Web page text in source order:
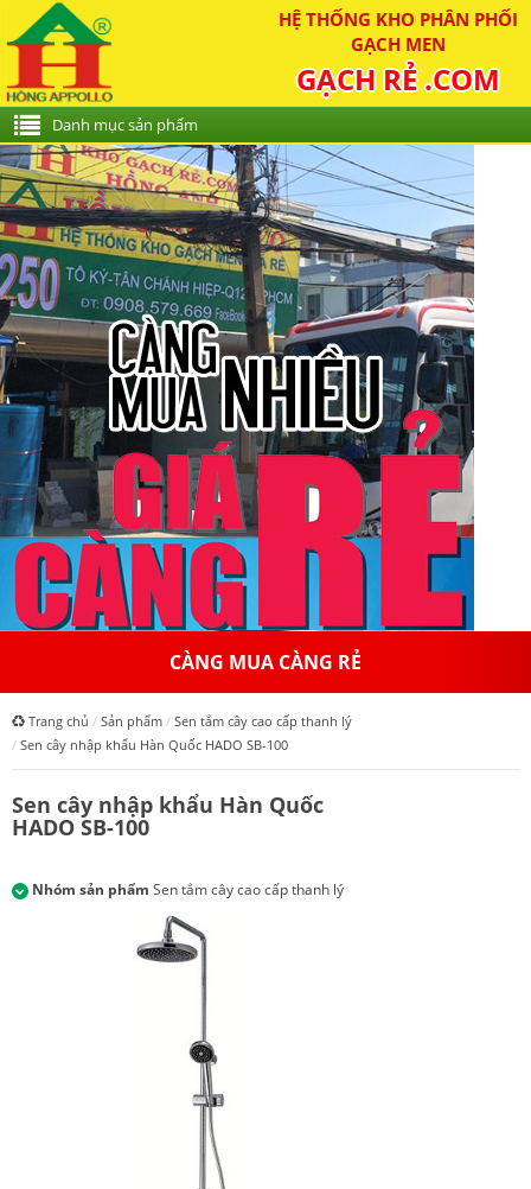
HỆ THỐNG KHO PHÂN PHỐI
GẠCH MEN
GẠCH RẺ .COM
Danh mục sản phẩm
CÀNG MUA CÀNG RẺ
Trang chủ Sản phẩm
Sen tắm cây cao cấp thanh lý
Sen cây nhập khẩu Hàn Quốc HADO SB-100
Sen cây nhập khẩu Hàn Quốc
HADO SB-100
Nhóm sản phẩm Sen tắm cây cao cấp thanh lý